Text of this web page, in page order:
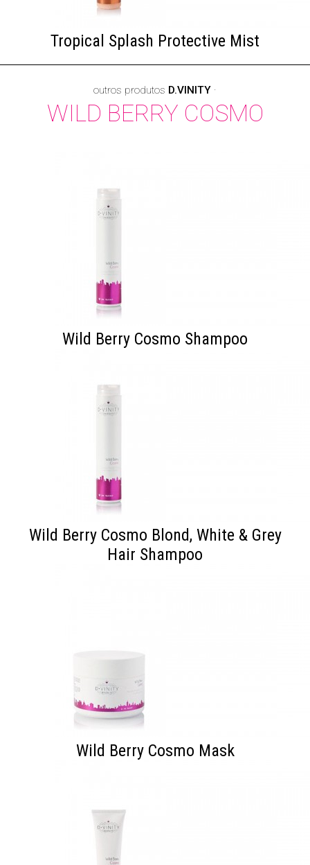
Tropical Splash Protective Mist
outros produtos D.VINITY ·
WILD BERRY COSMO
Wild Berry Cosmo Shampoo
Wild Berry Cosmo Blond, White & Grey
Hair Shampoo
Wild Berry Cosmo Mask